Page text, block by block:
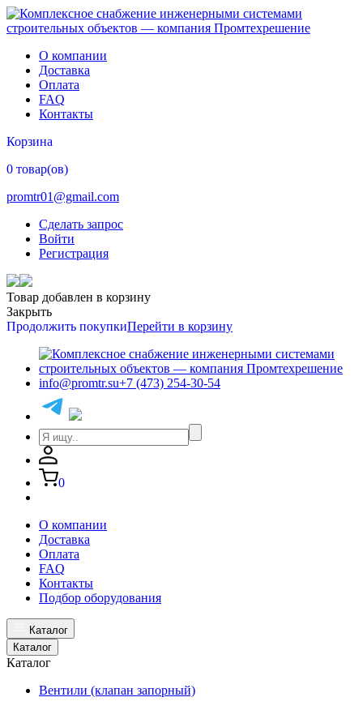
О компании
Доставка
Оплата
FAQ
Контакты
Корзина
0 товар(ов)
promtr01@gmail.com
Сделать запрос
Войти
Регистрация
Товар добавлен в корзину
Закрыть
Продолжить покупкиПерейти в корзину
info@promtr.su+7 (473) 254-30-54
0
О компании
Доставка
Оплата
FAQ
Контакты
Подбор оборудования
Каталог
Каталог
Каталог
Вентили (клапан запорный)